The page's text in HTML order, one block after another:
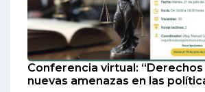
Conferencia virtual: “Derechos
nuevas amenazas en las